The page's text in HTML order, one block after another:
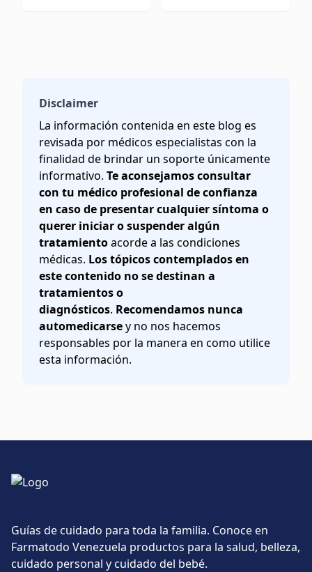
Disclaimer
La información contenida en este blog es
revisada por médicos especialistas con la
finalidad de brindar un soporte únicamente
informativo. Te aconsejamos consultar
con tu médico profesional de confianza
en caso de presentar cualquier síntoma o
querer iniciar o suspender algún
tratamientoacorde a las condiciones
médicas. Los tópicos contemplados en
este contenido no se destinan a
tratamientos o
diagnósticos. Recomendamos nunca
automedicarsey no nos hacemos
responsables por la manera en como utilice
esta información.
Guías de cuidado para toda la familia. Conoce en
Farmatodo Venezuela productos para la salud, belleza,
cuidado personal y cuidado del bebé.